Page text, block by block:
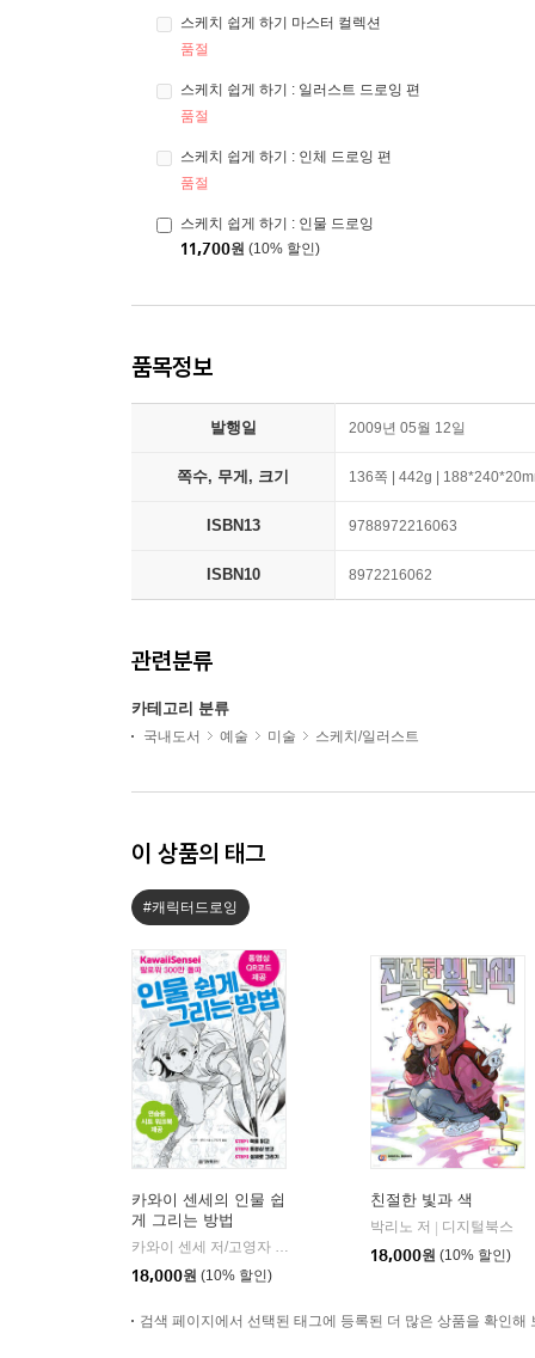
스케치 쉽게 하기 마스터 컬렉션
품절
스케치 쉽게 하기 : 일러스트 드로잉 편
품절
스케치 쉽게 하기 : 인체 드로잉 편
품절
스케치 쉽게 하기 : 인물 드로잉
11,700원 (10% 할인)
품목정보
발행일 2009년 05월 12일
쪽수, 무게, 크기 136쪽 | 442g |
ISBN13 9788972216063
ISBN10 8972216062
관련분류
카테고리 분류
국내도서 예술 미술 스케치/일러스트
이 상품의 태그
#캐릭터드로잉
카와이 센세의 인물 쉽
게 그리는 방법
카와이 센세 저/고영자 역
18,000원 (10% 할인)
친절한 빛과 색
박리노 저
디지털북스
18,000원 (10% 할인)
검색 페이지에서 선택된 태그에 등록된 더 많은 상품을 확인해